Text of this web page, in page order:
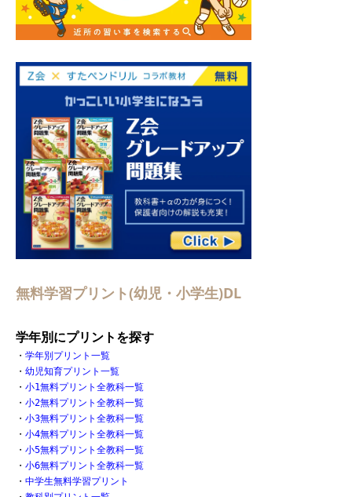
無料学習プリント(幼児・小学生)DL
学年別にプリントを探す
・ 学年別プリント一覧
・ 幼児知育プリント一覧
・ 小1無料プリント全教科一覧
・ 小2無料プリント全教科一覧
・ 小3無料プリント全教科一覧
・ 小4無料プリント全教科一覧
・ 小5無料プリント全教科一覧
・ 小6無料プリント全教科一覧
・ 中学生無料学習プリント